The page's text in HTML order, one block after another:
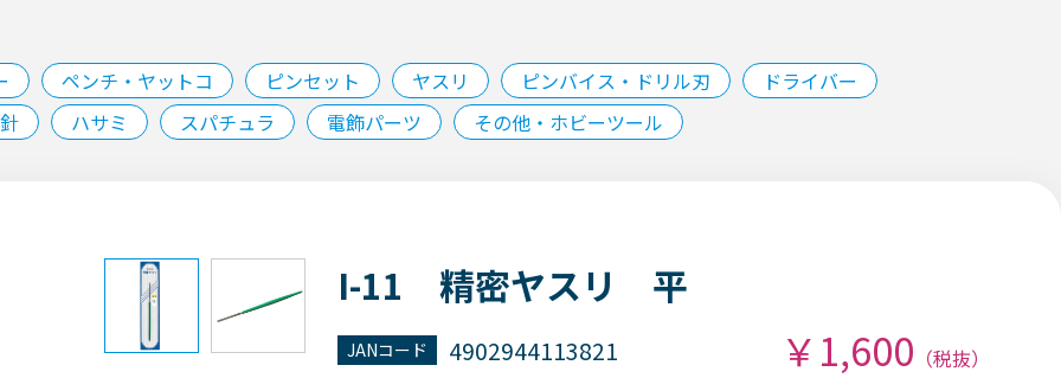
ペンチ・ヤットコ ピンセット ヤスリ ピンバイス・ドリル刃
ドライバー
ハサミ スパチュラ 電飾パーツ その他・ホビーツール
I-11 精密ヤスリ 平
JANコード 4902944113821 ￥1,600 （税抜）